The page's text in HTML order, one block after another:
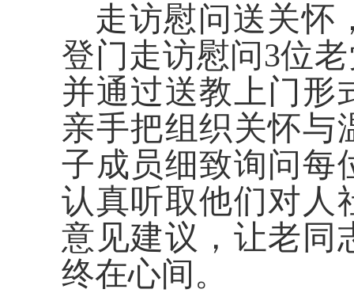
走访慰问送关怀
登门走访慰问3位
并通过送教上门形
亲手把组织关怀与
子成员细致询问每
认真听取他们对人
意见建议，让老同
终在心间。